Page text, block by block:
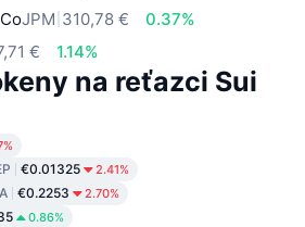
JPM 310,78 €
0.37%
€ 1.14%
na reťazci Sui
€0.01325 2.41%
€0.2253 2.70%
0.86%